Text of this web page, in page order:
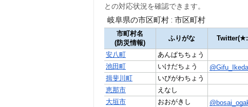
との対応状況を確認できます。